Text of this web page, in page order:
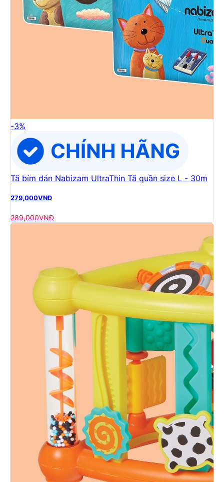
-3%
Tã bỉm dán Nabizam UltraThin Tã quần size L - 30m
279,000VNĐ
289,000VNĐ